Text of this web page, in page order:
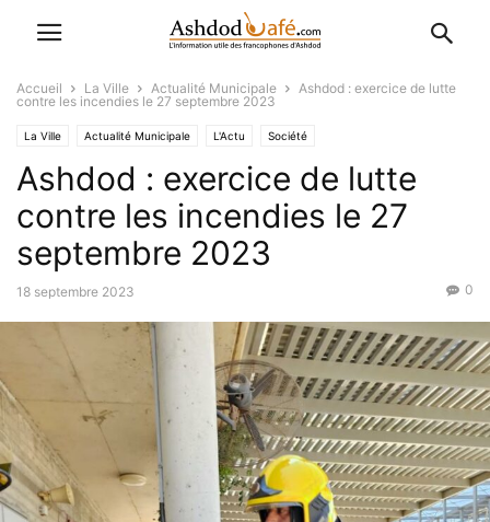
Accueil La Ville Actualité Municipale
Ashdod : exercice de lutte
contre les incendies le 27 septembre 2023
La Ville Actualité Municipale L'Actu Société
Ashdod : exercice de lutte
contre les incendies le 27
septembre 2023
18 septembre 2023 0